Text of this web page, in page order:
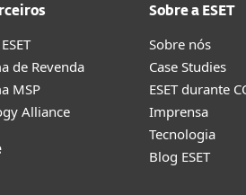
de Revenda
MSP
Alliance
Sobre a ESET
Sobre nós
Case Studies
ESET durante
Imprensa
Tecnologia
Blog ESET